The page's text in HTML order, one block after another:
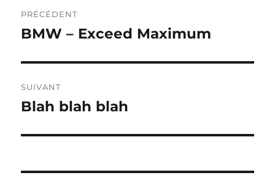
de
PRÉCÉDENT
Publication
BMW – Exceed Maximum
SUIVANT
Publication
Blah blah blah